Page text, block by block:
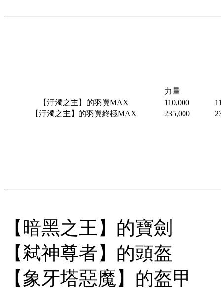
力量
【汙濁之主】的羽翼MAX
110,000
【汙濁之主】的羽翼終極MAX
235,000
【暗黑之王】的寶劍
【弒神尊者】的頭盔
【象牙塔惡魔】的盔甲